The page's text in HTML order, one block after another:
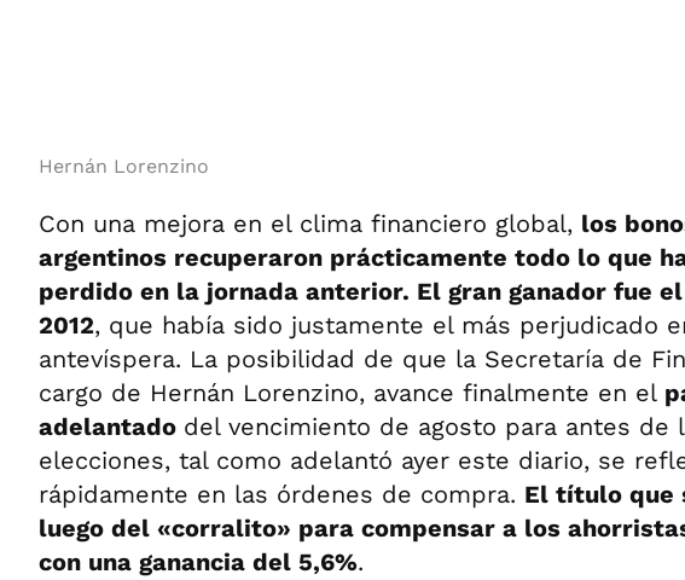
Hernán Lorenzino
Con una mejora en el clima financiero global, los
argentinos recuperaron prácticamente todo lo que
perdido en la jornada anterior. El gran ganador fue
2012, que había sido justamente el más perjudicado
antevíspera. La posibilidad de que la Secretaría de
cargo de Hernán Lorenzino, avance finalmente en el
adelantado del vencimiento de agosto para antes de
elecciones, tal como adelantó ayer este diario, se
rápidamente en las órdenes de compra. El título que
luego del «corralito» para compensar a los
con una ganancia del 5,6%.